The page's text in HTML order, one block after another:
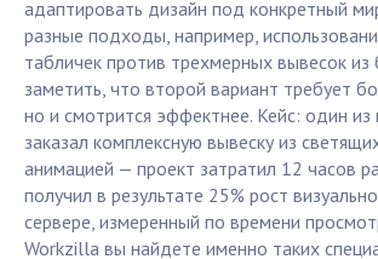
адаптировать дизайн под конкретный
разные подходы, например,
табличек против трехмерных вывесок
заметить, что второй вариант требует
но и смотрится эффектнее. Кейс: один из
заказал комплексную вывеску из
анимацией — проект затратил 12 часов
получил в результате 25% рост
сервере, измеренный по времени
Workzilla вы найдете именно таких